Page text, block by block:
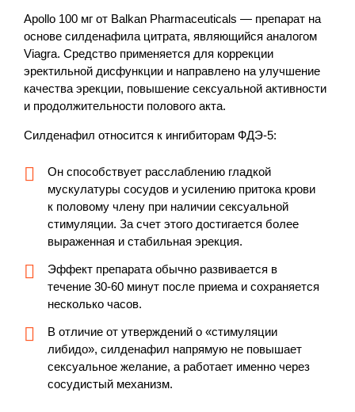
Apollo 100 мг от Balkan Pharmaceuticals — препарат на
основе силденафила цитрата, являющийся аналогом
Viagra. Средство применяется для коррекции
эректильной дисфункции и направлено на улучшение
качества эрекции, повышение сексуальной активности
и продолжительности полового акта.
Силденафил относится к ингибиторам ФДЭ-5:
Он способствует расслаблению гладкой
мускулатуры сосудов и усилению притока крови
к половому члену при наличии сексуальной
стимуляции. За счет этого достигается более
выраженная и стабильная эрекция.
Эффект препарата обычно развивается в
течение 30-60 минут после приема и сохраняется
несколько часов.
В отличие от утверждений о «стимуляции
либидо», силденафил напрямую не повышает
сексуальное желание, а работает именно через
сосудистый механизм.